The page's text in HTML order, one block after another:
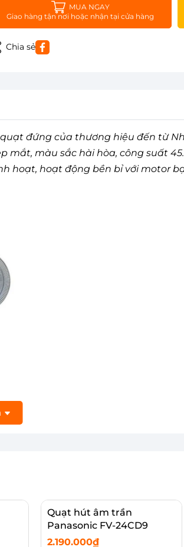
MUA NGAY
Giao hàng tận nơi hoặc nhận tại cửa hàng
Chia sẻ
đứng của thương hiệu đến từ
màu sắc hài hòa, công suất
hoạt, hoạt động bền bỉ với motor
chiều cao linh hoạt
Quạt hút âm trần
Panasonic FV-24CD9
2.190.000₫